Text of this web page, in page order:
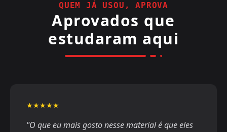
QUEM JÁ USOU, APROVA
Aprovados que
estudaram aqui
★★★★★
"O que eu mais gosto nesse material é que eles